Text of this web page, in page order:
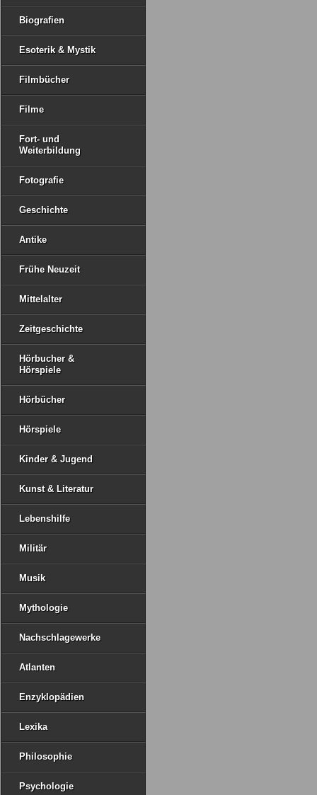
Biografien
Esoterik & Mystik
Filmbücher
Filme
Fort- und
Weiterbildung
Fotografie
Geschichte
Antike
Frühe Neuzeit
Mittelalter
Zeitgeschichte
Hörbucher &
Hörspiele
Hörbücher
Hörspiele
Kinder & Jugend
Kunst & Literatur
Lebenshilfe
Militär
Musik
Mythologie
Nachschlagewerke
Atlanten
Enzyklopädien
Lexika
Philosophie
Psychologie